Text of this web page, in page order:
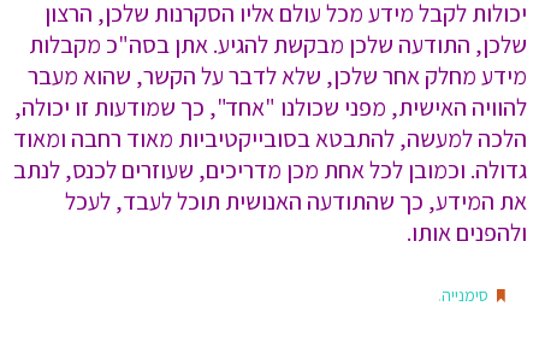
יכולות לקבל מידע מכל עולם אליו הסקרנות שלכן, הרצון
שלכן, התודעה שלכן מבקשת להגיע. אתן בסה"כ מקבלות
מידע מחלק אחר שלכן, שלא לדבר על הקשר, שהוא מעבר
להוויה האישית, מפני שכולנו "אחד", כך שמודעות זו יכולה,
הלכה למעשה, להתבטא בסובייקטיביות מאוד רחבה ומאוד
גדולה. וכמובן לכל אחת מכן מדריכים, שעוזרים לכנס, לנתב
את המידע, כך שהתודעה האנושית תוכל לעבד, לעכל
ולהפנים אותו.
סימנייה.